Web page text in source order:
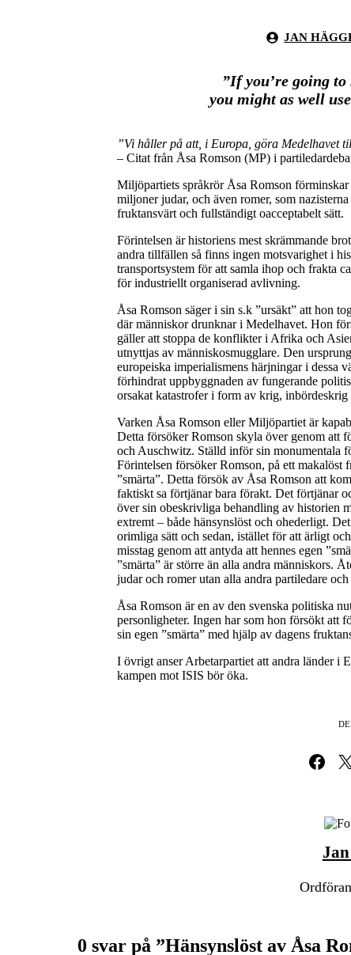
JAN
”If you’re going
you might as well
”Vi håller på att, i Europa, göra Medelhavet
– Citat från Åsa Romson (MP) i
Miljöpartiets språkrör Åsa Romson
miljoner judar, och även romer, som
fruktansvärt och fullständigt oacceptabelt sätt.
Förintelsen är historiens mest skrämmande
andra tillfällen så finns ingen motsvarighet i
transportsystem för att samla ihop och frakta
för industriellt organiserad avlivning.
Åsa Romson säger i sin s.k ”ursäkt” att hon
där människor drunknar i Medelhavet. Hon
gäller att stoppa de konflikter i Afrika och
utnyttjas av människosmugglare. Den
europeiska imperialismens härjningar i dessa
förhindrat uppbyggnaden av fungerande
orsakat katastrofer i form av krig, inbördeskrig
Varken Åsa Romson eller Miljöpartiet är
Detta försöker Romson skyla över genom att
och Auschwitz. Ställd inför sin monumentala
Förintelsen försöker Romson, på ett makalöst
”smärta”. Detta försök av Åsa Romson att
faktiskt sa förtjänar bara förakt. Det förtjänar
över sin obeskrivliga behandling av historien
extremt – både hänsynslöst och ohederligt.
orimliga sätt och sedan, istället för att ärligt
misstag genom att antyda att hennes egen
”smärta” är större än alla andra människors.
judar och romer utan alla andra partiledare
Åsa Romson är en av den svenska politiska
personligheter. Ingen har som hon försökt att
sin egen ”smärta” med hjälp av dagens
I övrigt anser Arbetarpartiet att andra länder i
kampen mot ISIS bör öka.
Dela på
0 svar på ”Hänsynslöst av Åsa